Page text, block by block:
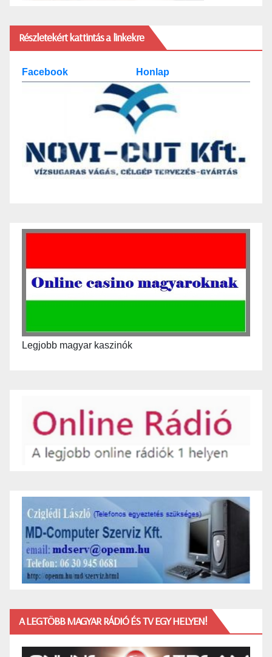
Részletekért kattintás a linkekre
Facebook Honlap
Legjobb magyar kaszinók
A LEGTÖBB MAGYAR RÁDIÓ ÉS TV EGY HELYEN!